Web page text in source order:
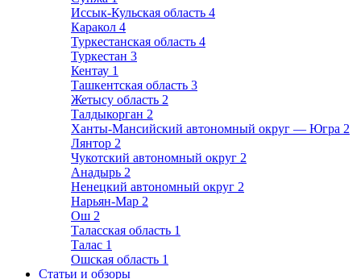
Иссык-Кульская область 4
Каракол 4
Туркестанская область 4
Туркестан 3
Кентау 1
Ташкентская область 3
Жетысу область 2
Талдыкорган 2
Ханты-Мансийский автономный округ — Югра 2
Лянтор 2
Чукотский автономный округ 2
Анадырь 2
Ненецкий автономный округ 2
Нарьян-Мар 2
Ош 2
Таласская область 1
Талас 1
Ошская область 1
Статьи и обзоры